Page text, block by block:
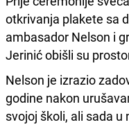
otkrivanja plakete sa
ambasador Nelson i
Jerinić obišli su
Nelson je izrazio
godine nakon
svojoj školi, ali sada u